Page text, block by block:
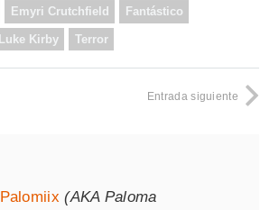
Emyri Crutchfield Fantástico
Luke Kirby Terror
Entrada siguiente
Palomiix (AKA Paloma